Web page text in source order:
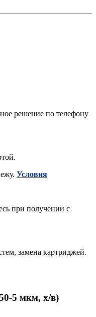
решение по телефону
Условия
при получении с
замена картриджей.
5 мкм, х/в)